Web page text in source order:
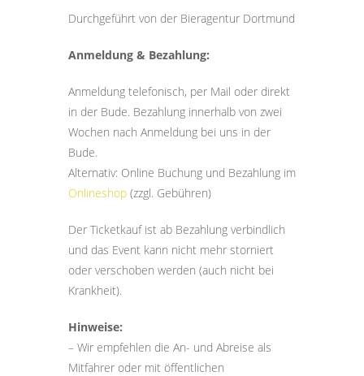
Durchgeführt von der Bieragentur Dortmund
Anmeldung & Bezahlung:
Anmeldung telefonisch, per Mail oder direkt
in der Bude. Bezahlung innerhalb von zwei
Wochen nach Anmeldung bei uns in der
Bude.
Alternativ: Online Buchung und Bezahlung im
Onlineshop (zzgl. Gebühren)
Der Ticketkauf ist ab Bezahlung verbindlich
und das Event kann nicht mehr storniert
oder verschoben werden (auch nicht bei
Krankheit).
Hinweise:
– Wir empfehlen die An- und Abreise als
Mitfahrer oder mit öffentlichen